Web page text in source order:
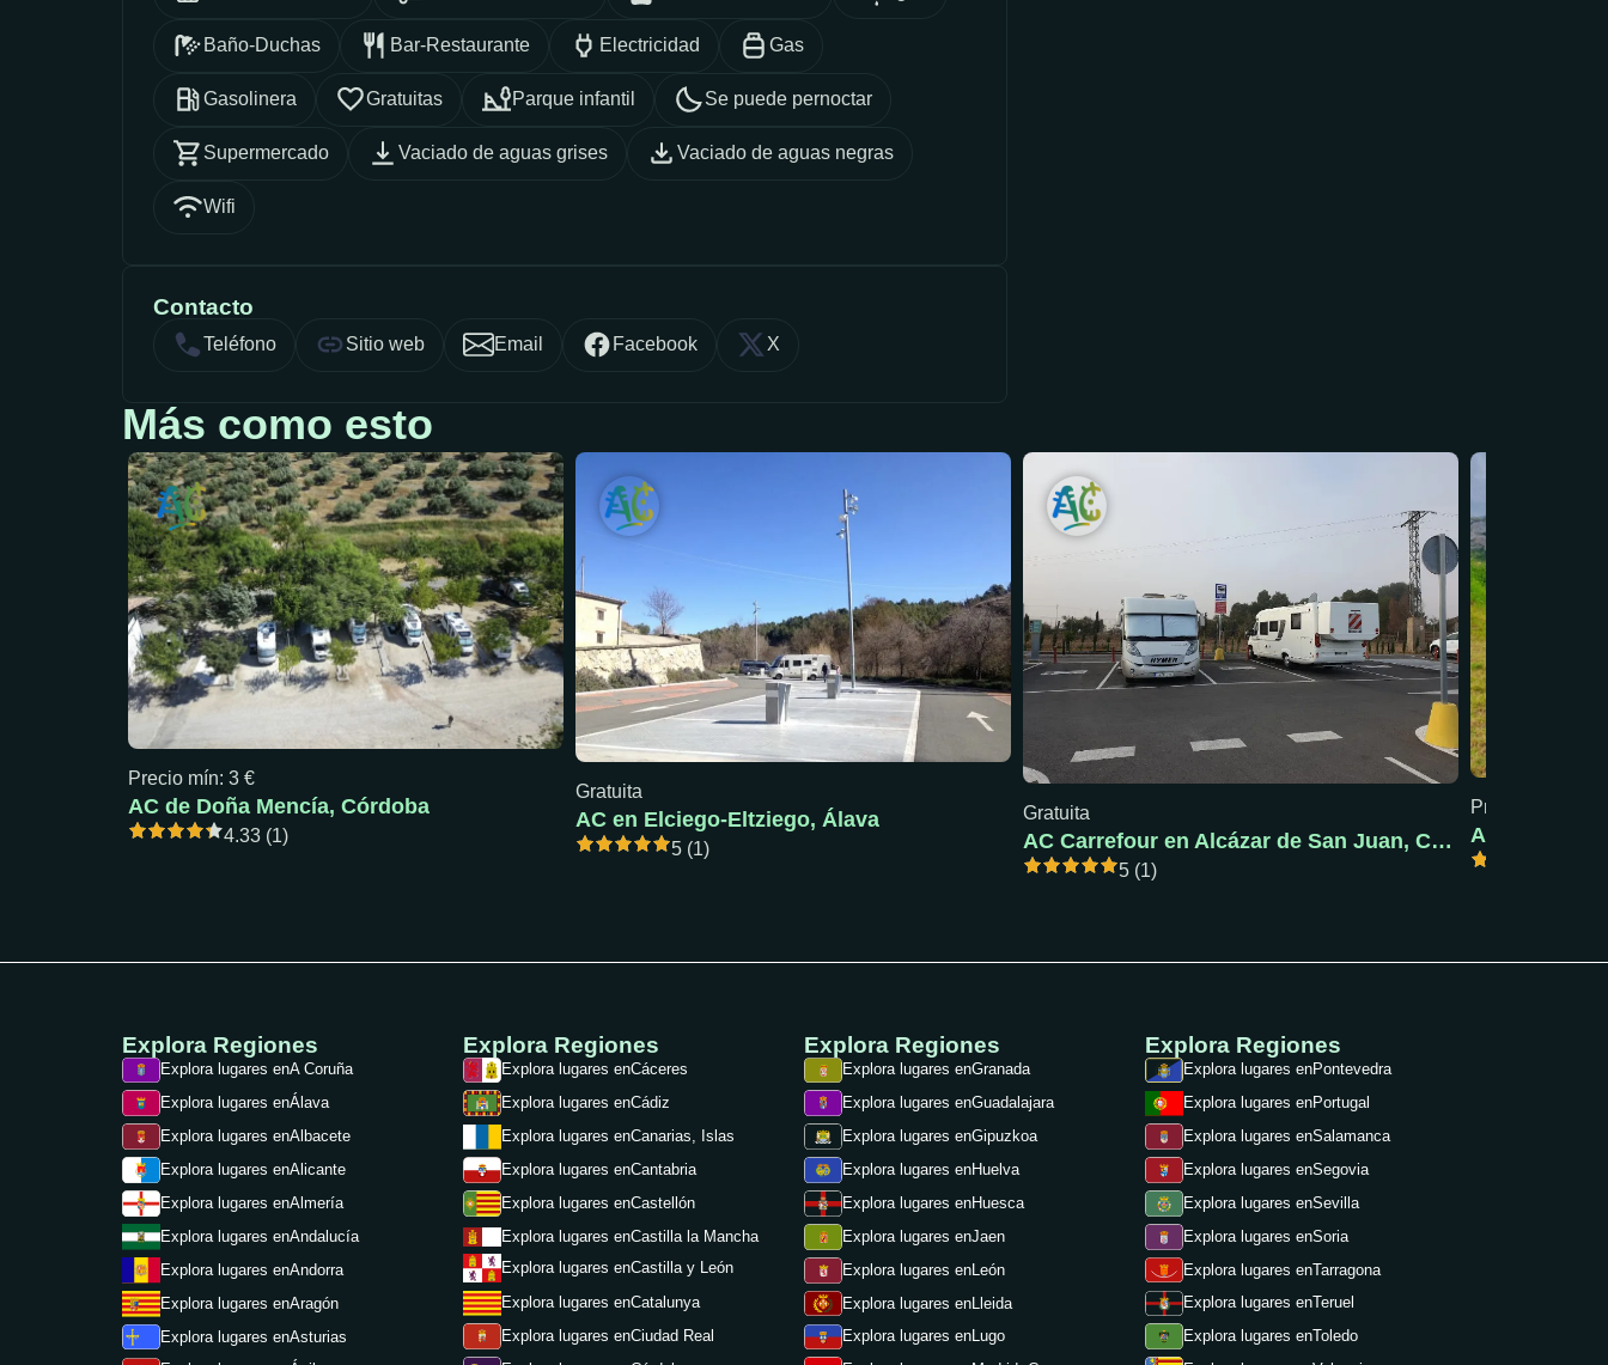
Baño-Duchas Bar-Restaurante Electricidad Gas
Gasolinera Gratuitas Parque infantil Se puede pernoctar
Supermercado Vaciado de aguas grises Vaciado de aguas negras
Wifi
Contacto
Teléfono Sitio web Email Facebook X
Más como esto
Precio mín: 3 €
AC de Doña Mencía, Córdoba
4.33 (1)
Gratuita
AC en Elciego-Eltziego, Álava
5 (1)
Gratuita
AC Carrefour en Alcázar de San Juan, Ciudad Real
5 (1)
Precio mín: 18 €
AC Pola de
Explora Regiones
Explora lugares enA Coruña
Explora lugares enÁlava
Explora lugares enAlbacete
Explora lugares enAlicante
Explora lugares enAlmería
Explora lugares enAndalucía
Explora lugares enAndorra
Explora lugares enAragón
Explora lugares enAsturias
Explora Regiones
Explora lugares enCáceres
Explora lugares enCádiz
Explora lugares enCanarias, Islas
Explora lugares enCantabria
Explora lugares enCastellón
Explora lugares enCastilla la Mancha
Explora lugares enCastilla y León
Explora lugares enCatalunya
Explora lugares enCiudad Real
Explora Regiones
Explora lugares enGranada
Explora lugares enGuadalajara
Explora lugares enGipuzkoa
Explora lugares enHuelva
Explora lugares enHuesca
Explora lugares enJaen
Explora lugares enLeón
Explora lugares enLleida
Explora lugares enLugo
Explora Regiones
Explora lugares enPontevedra
Explora lugares enPortugal
Explora lugares enSalamanca
Explora lugares enSegovia
Explora lugares enSevilla
Explora lugares enSoria
Explora lugares enTarragona
Explora lugares enTeruel
Explora lugares enToledo